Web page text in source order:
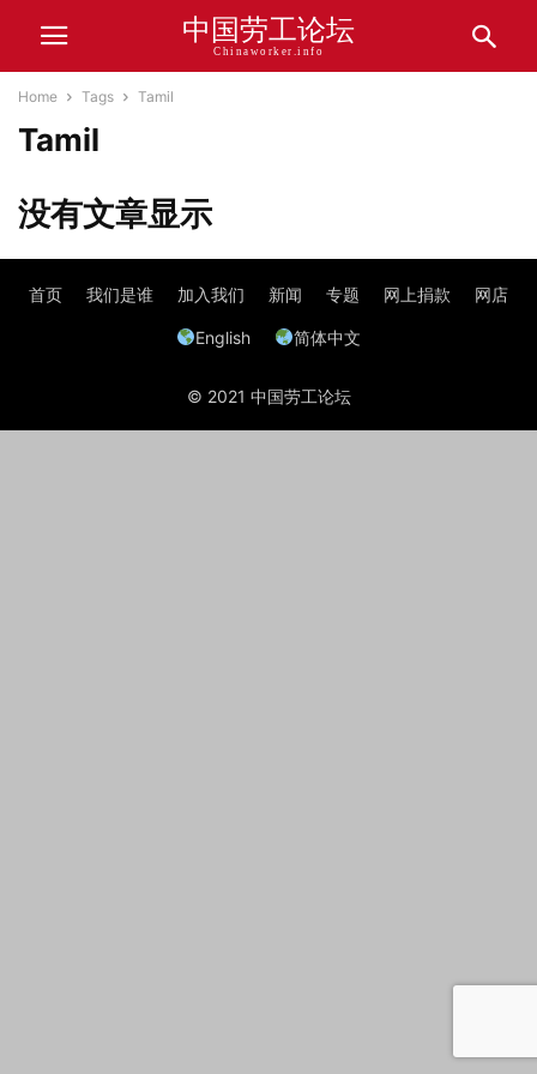
中国劳工论坛
Chinaworker.info
Home Tags Tamil
Tamil
没有文章显示
首页 我们是谁 加入我们 新闻 专题 网上捐款 网店
English 简体中文
© 2021 中国劳工论坛